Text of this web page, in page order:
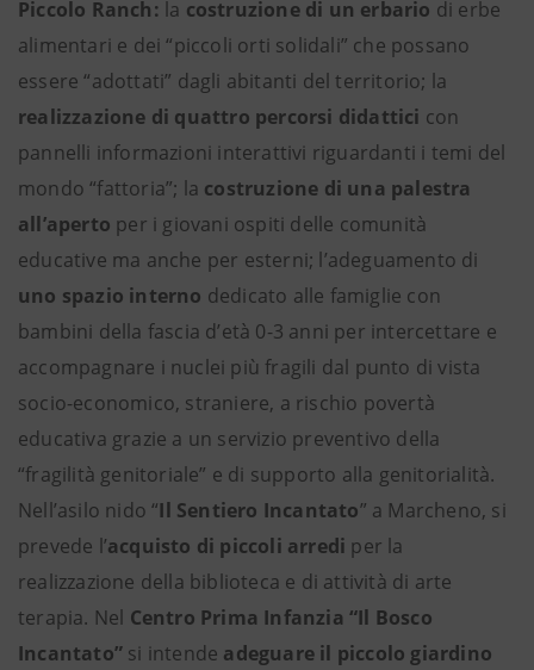
Piccolo Ranch: la costruzione di un erbario di erbe
alimentari e dei “piccoli orti solidali” che possano
essere “adottati” dagli abitanti del territorio; la
realizzazione di quattro percorsi didattici con
pannelli informazioni interattivi riguardanti i temi del
mondo “fattoria”; la costruzione di una palestra
all’aperto per i giovani ospiti delle comunità
educative ma anche per esterni; l’adeguamento di
uno spazio interno dedicato alle famiglie con
bambini della fascia d’età 0-3 anni per intercettare e
accompagnare i nuclei più fragili dal punto di vista
socio-economico, straniere, a rischio povertà
educativa grazie a un servizio preventivo della
“fragilità genitoriale” e di supporto alla genitorialità.
Nell’asilo nido “Il Sentiero Incantato” a Marcheno, si
prevede l’acquisto di piccoli arredi per la
realizzazione della biblioteca e di attività di arte
terapia. Nel Centro Prima Infanzia “Il Bosco
Incantato” si intende adeguare il piccolo giardino